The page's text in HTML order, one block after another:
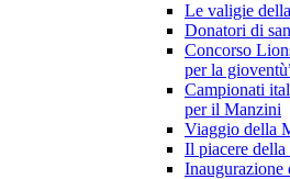
Le valigie
Donatori di
Concorso
per la
Campionati
per il Manzini
Viaggio della
Il piacere
Inaugurazione